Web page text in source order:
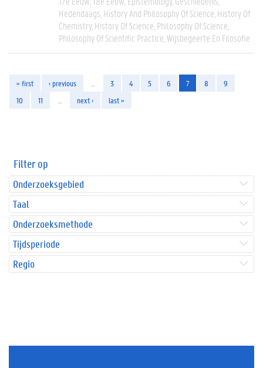
Hedendaags History And Philosophy Of Science History Of
Chemistry History Of Science Philosophy Of Science
Philosophy Of Scientific Practice Wijsbegeerte En Filosofie
« first ‹ previous 3 4 5 6 7 8
9
10
11 next › last »
Filter op
Onderzoeksgebied
Taal
Onderzoeksmethode
Tijdsperiode
Regio